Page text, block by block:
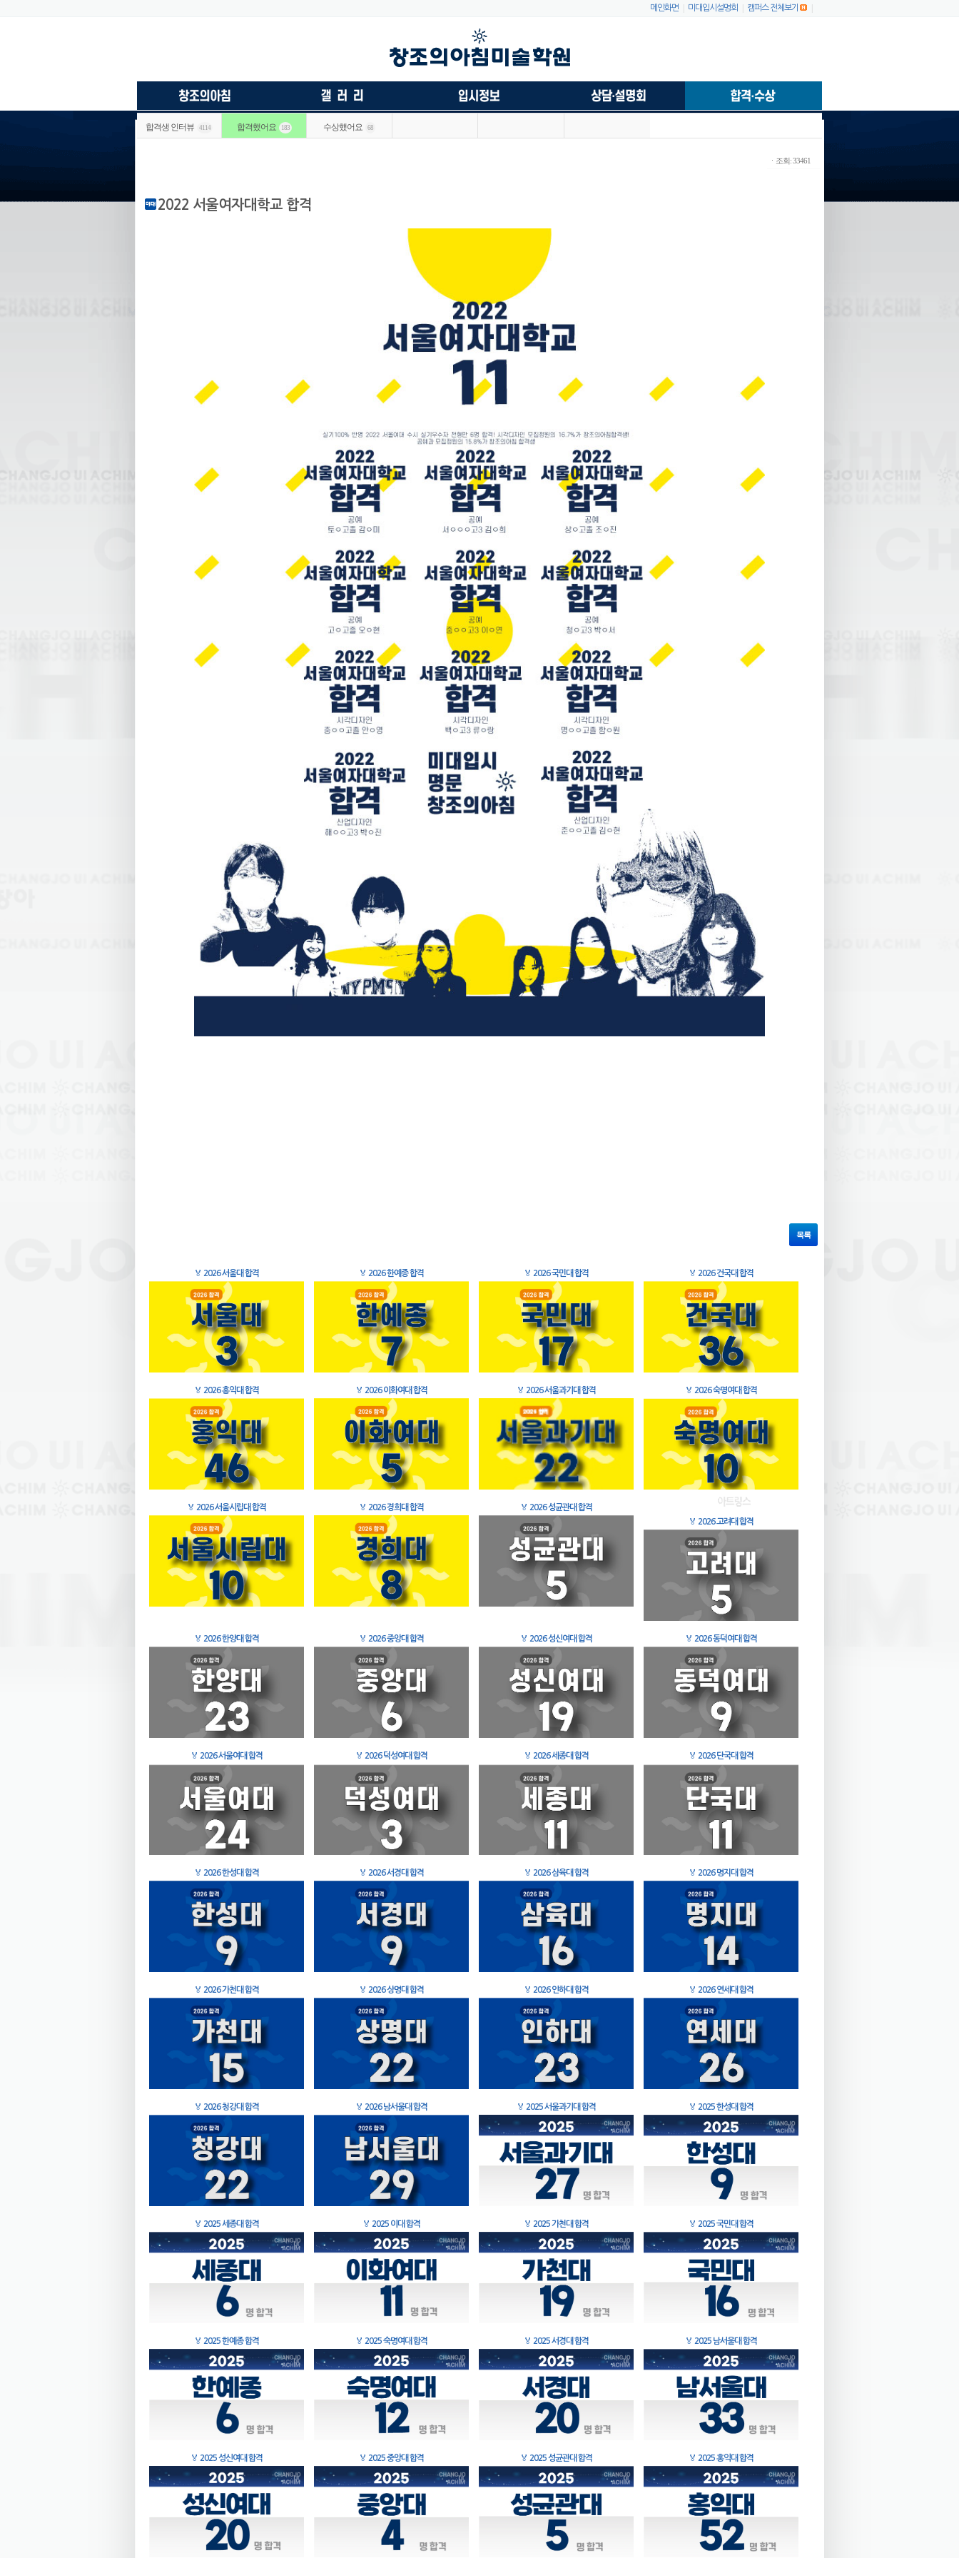
메인화면 미대입시설명회 캠퍼스 전체보기
합격생 인터뷰 4114 합격했어요 183 수상했어요 68
ㆍ조회: 33461
2022 서울여자대학교 합격
목록
🏅 2026 서울대 합격 🏅 2026 한예종 합격 🏅 2026 국민대 합격 🏅 2026 건국대 합격
🏅 2026 홍익대 합격 🏅 2026 이화여대 합격 🏅 2026 서울과기대 합격 🏅 2026 숙명여대 합격
🏅 2026 서울시립대 합격 🏅 2026 경희대 합격 🏅 2026 성균관대 합격
🏅 2026 고려대 합격
🏅 2026 한양대 합격 🏅 2026 중앙대 합격 🏅 2026 성신여대 합격 🏅 2026 동덕여대 합격
🏅 2026 서울여대 합격 🏅 2026 덕성여대 합격 🏅 2026 세종대 합격 🏅 2026 단국대 합격
🏅 2026 한성대 합격 🏅 2026 서경대 합격 🏅 2026 삼육대 합격 🏅 2026 명지대 합격
🏅 2026 가천대 합격 🏅 2026 상명대 합격 🏅 2026 인하대 합격 🏅 2026 연세대 합격
🏅 2026 청강대 합격 🏅 2026 남서울대 합격 🏅 2025 서울과기대 합격 🏅 2025 한성대 합격
🏅 2025 세종대 합격 🏅 2025 이대 합격 🏅 2025 가천대 합격 🏅 2025 국민대 합격
🏅 2025 한예종 합격 🏅 2025 숙명여대 합격 🏅 2025 서경대 합격 🏅 2025 남서울대 합격
🏅 2025 성신여대 합격 🏅 2025 중앙대 합격 🏅 2025 성균관대 합격 🏅 2025 홍익대 합격